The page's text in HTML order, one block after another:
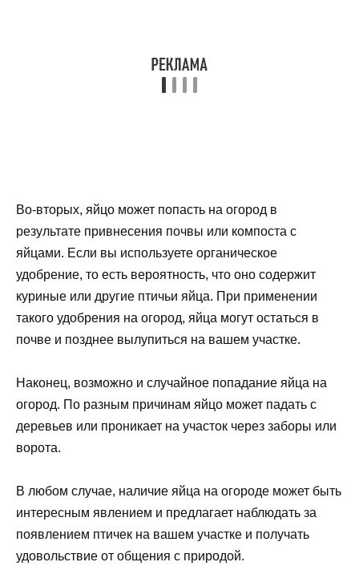
Во-вторых, яйцо может попасть на огород в
результате привнесения почвы или компоста с
яйцами. Если вы используете органическое
удобрение, то есть вероятность, что оно содержит
куриные или другие птичьи яйца. При применении
такого удобрения на огород, яйца могут остаться в
почве и позднее вылупиться на вашем участке.
Наконец, возможно и случайное попадание яйца на
огород. По разным причинам яйцо может падать с
деревьев или проникает на участок через заборы или
ворота.
В любом случае, наличие яйца на огороде может быть
интересным явлением и предлагает наблюдать за
появлением птичек на вашем участке и получать
удовольствие от общения с природой.